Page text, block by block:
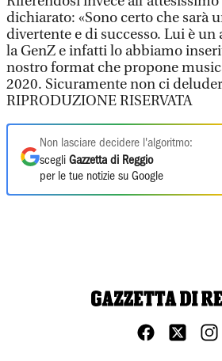
dichiarato: «Sono certo che sarà
divertente e di successo. Lui è
la GenZ e infatti lo abbiamo
nostro format che propone
2020. Sicuramente non ci
RIPRODUZIONE RISERVATA
Non lasciare decidere l'algoritmo:
scegli Gazzetta di Reggio
per le tue notizie su Google